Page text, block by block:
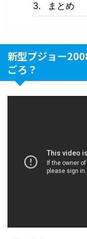
まとめ
新型プジョー
ごろ？